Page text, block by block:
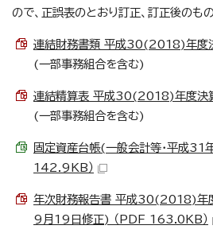
ので、正誤表のとおり訂正、訂正後のも
連結財務書類 平成30(2018)年度
(一部事務組合を含む)
連結精算表 平成30(2018)年度決
(一部事務組合を含む)
固定資産台帳(一般会計等・平成
142.9KB）
年次財務報告書 平成30(2018)年
9月19日修正) （PDF 163.0KB）